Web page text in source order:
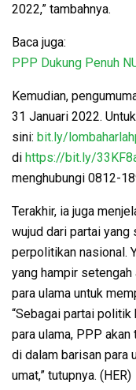
2022,” tambahnya.
Baca juga:
PPP Dukung Penuh
Kemudian,
31 Januari 2022.
sini: bit.ly/
di https://bit.ly/
menghubungi 0812-
Terakhir, ia juga
wujud dari partai yang
perpolitikan nasional.
yang hampir
para ulama untuk
“Sebagai partai
para ulama, PPP
di dalam barisan para
umat,” tutupnya. (HER)